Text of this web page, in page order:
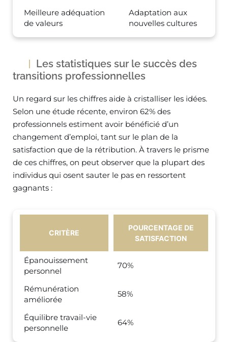
Meilleure adéquation
de valeurs
Adaptation aux
nouvelles cultures
Les statistiques sur le succès des
transitions professionnelles
Un regard sur les chiffres aide à cristalliser les idées.
Selon une étude récente, environ 62% des
professionnels estiment avoir bénéficié d’un
changement d’emploi, tant sur le plan de la
satisfaction que de la rétribution. À travers le prisme
de ces chiffres, on peut observer que la plupart des
individus qui osent sauter le pas en ressortent
gagnants :
CRITÈRE
POURCENTAGE DE
SATISFACTION
Épanouissement
personnel
70%
Rémunération
améliorée
58%
Équilibre travail-vie
personnelle
64%